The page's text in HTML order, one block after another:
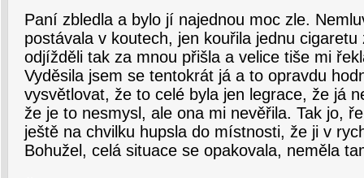
Paní zbledla a bylo jí najednou moc zle.
postávala v koutech, jen kouřila jednu
odjížděli tak za mnou přišla a velice tiše mi
Vyděsila jsem se tentokrát já a to opravdu
vysvětlovat, že to celé byla jen legrace, že já
že je to nesmysl, ale ona mi nevěřila. Tak jo,
ještě na chvilku hupsla do místnosti, že ji v
Bohužel, celá situace se opakovala, neměla